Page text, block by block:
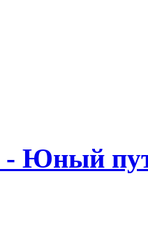
- Юный